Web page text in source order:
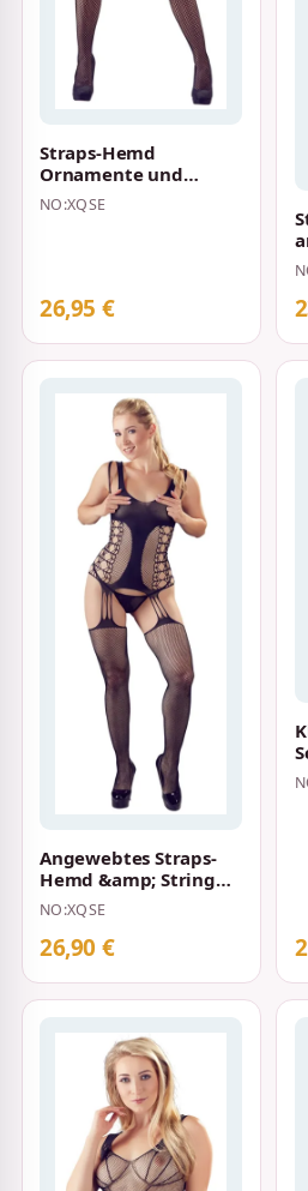
Straps-Hemd
Ornamente und
String Schwarz
NO:XQSE
26,95 €
Angewebtes Straps-
Hemd &amp; String
Set Schwarz
NO:XQSE
26,90 €